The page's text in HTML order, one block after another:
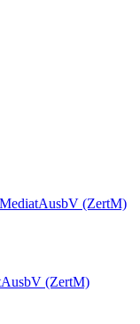
(ZertM)
(ZertM)